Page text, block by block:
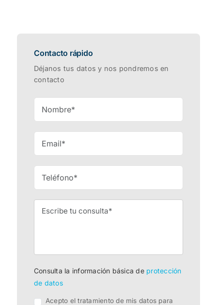
Contacto rápido
Déjanos tus datos y nos pondremos en
contacto
Consulta la información básica de protección
de datos
Acepto el tratamiento de mis datos para